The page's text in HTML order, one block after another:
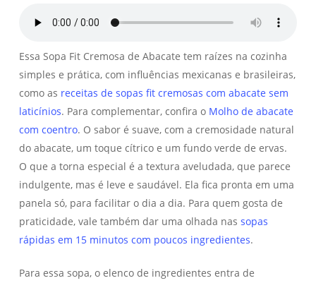
Essa Sopa Fit Cremosa de Abacate tem raízes na cozinha
simples e prática, com influências mexicanas e brasileiras,
como as receitas de sopas fit cremosas com abacate sem
laticínios. Para complementar, confira o Molho de abacate
com coentro. O sabor é suave, com a cremosidade natural
do abacate, um toque cítrico e um fundo verde de ervas.
O que a torna especial é a textura aveludada, que parece
indulgente, mas é leve e saudável. Ela fica pronta em uma
panela só, para facilitar o dia a dia. Para quem gosta de
praticidade, vale também dar uma olhada nas sopas
rápidas em 15 minutos com poucos ingredientes.
Para essa sopa, o elenco de ingredientes entra de